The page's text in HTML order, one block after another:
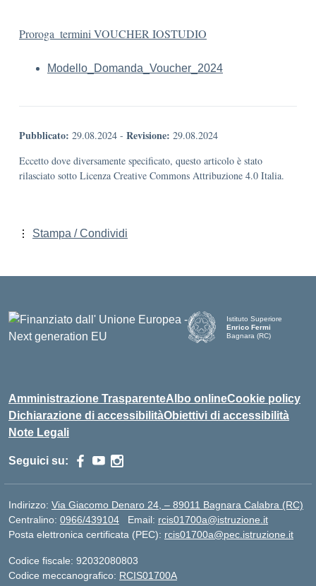
Proroga_termini VOUCHER IOSTUDIO
Modello_Domanda_Voucher_2024
Pubblicato: 29.08.2024 - Revisione: 29.08.2024
Eccetto dove diversamente specificato, questo articolo è stato
rilasciato sotto Licenza Creative Commons Attribuzione 4.0 Italia.
Stampa / Condividi
Istituto Superiore
Enrico Fermi
Bagnara (RC)
Amministrazione TrasparenteAlbo onlineCookie policy
Dichiarazione di accessibilitàObiettivi di accessibilità
Note Legali
Seguici su:
Indirizzo: Via Giacomo Denaro 24, – 89011 Bagnara Calabra (RC)
Centralino: 0966/439104 Email: rcis01700a@istruzione.it
Posta elettronica certificata (PEC): rcis01700a@pec.istruzione.it
Codice fiscale: 92032080803
Codice meccanografico: RCIS01700A